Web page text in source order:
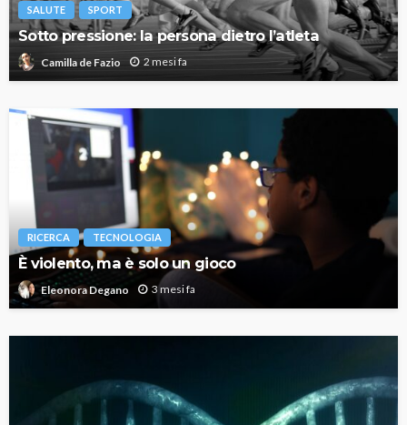
SALUTE SPORT
Sotto pressione: la persona dietro l’atleta
Camilla de Fazio 2 mesi fa
RICERCA TECNOLOGIA
È violento, ma è solo un gioco
Eleonora Degano 3 mesi fa